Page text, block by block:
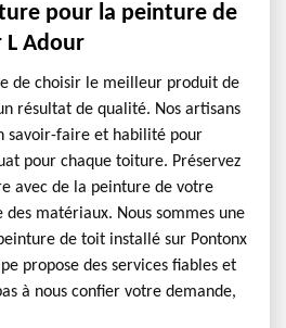
pour la peinture de
Adour
de choisir le meilleur produit de
résultat de qualité. Nos artisans
savoir-faire et habilité pour
pour chaque toiture. Préservez
avec de la peinture de votre
matériaux. Nous sommes une
de toit installé sur Pontonx
propose des services fiables et
à nous confier votre demande,